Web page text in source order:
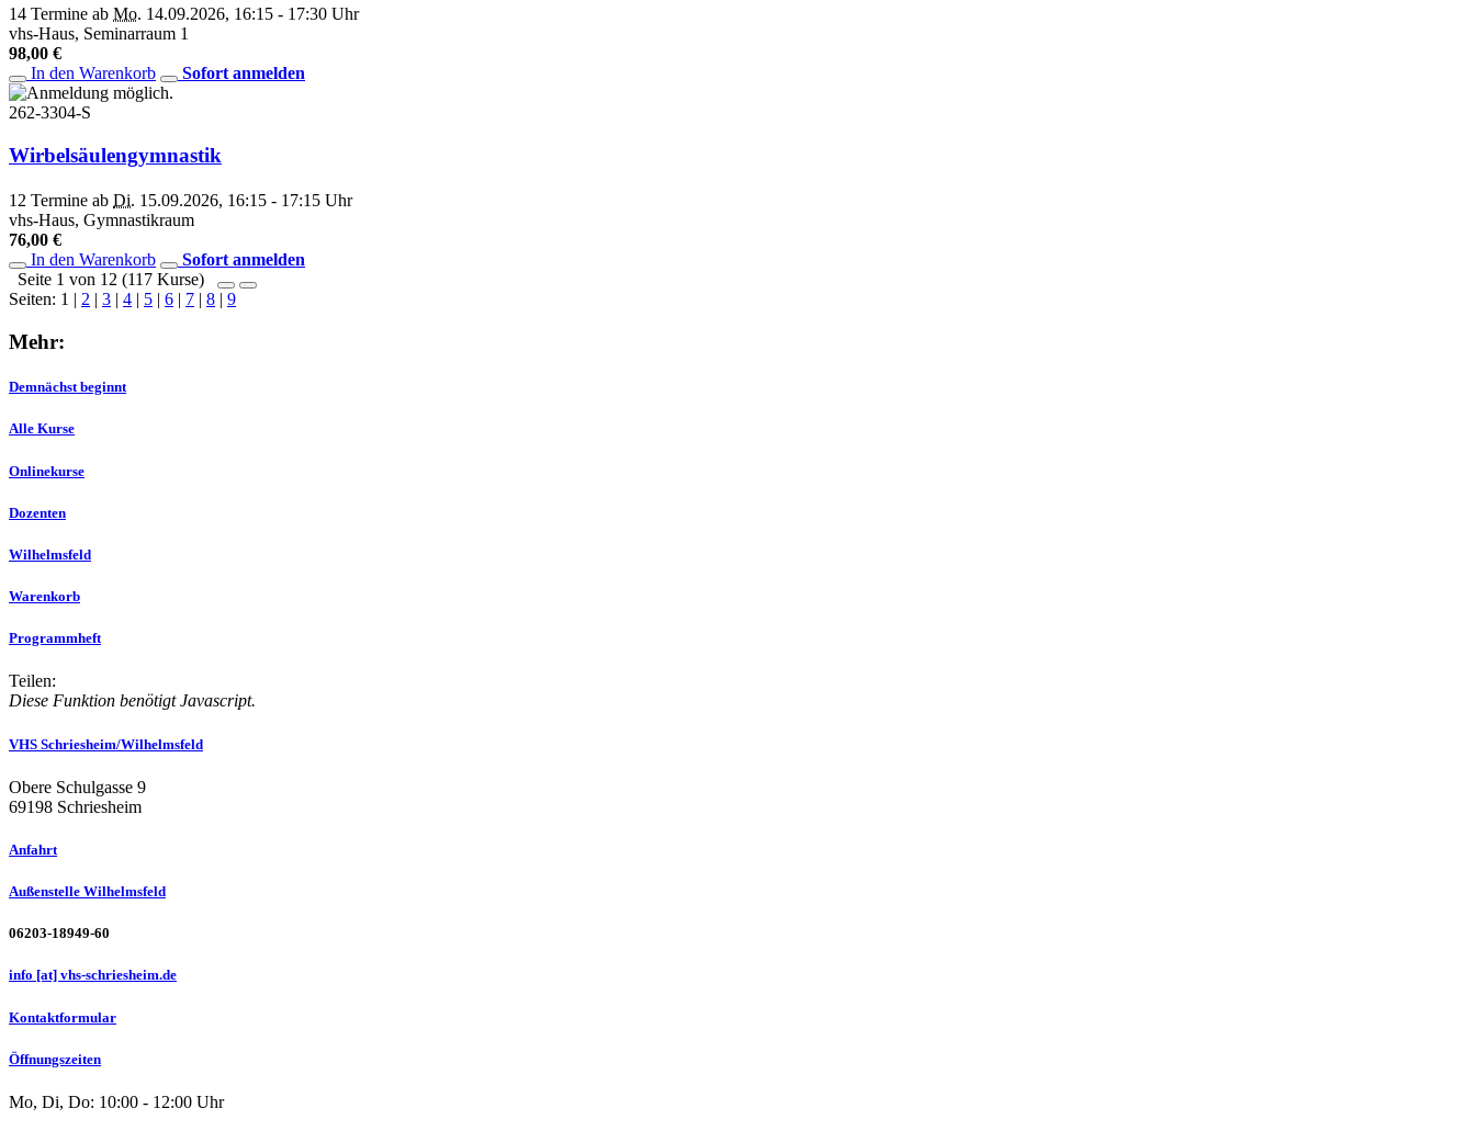
14 Termine ab Mo. 14.09.2026, 16:15 - 17:30 Uhr
vhs-Haus, Seminarraum 1
98,00 €
In den Warenkorb
Sofort anmelden
262-3304-S
Wirbelsäulengymnastik
12 Termine ab Di. 15.09.2026, 16:15 - 17:15 Uhr
vhs-Haus, Gymnastikraum
76,00 €
In den Warenkorb
Sofort anmelden
Seite 1 von 12 (117 Kurse)
Seiten: 1 | 2 | 3 | 4 | 5 | 6 | 7 | 8 | 9
Mehr:
Demnächst beginnt
Alle Kurse
Onlinekurse
Dozenten
Wilhelmsfeld
Warenkorb
Programmheft
Teilen:
Diese Funktion benötigt Javascript.
VHS Schriesheim/Wilhelmsfeld
Obere Schulgasse 9
69198 Schriesheim
Anfahrt
Außenstelle Wilhelmsfeld
06203-18949-60
info [at] vhs-schriesheim.de
Kontaktformular
Öffnungszeiten
Mo, Di, Do: 10:00 - 12:00 Uhr